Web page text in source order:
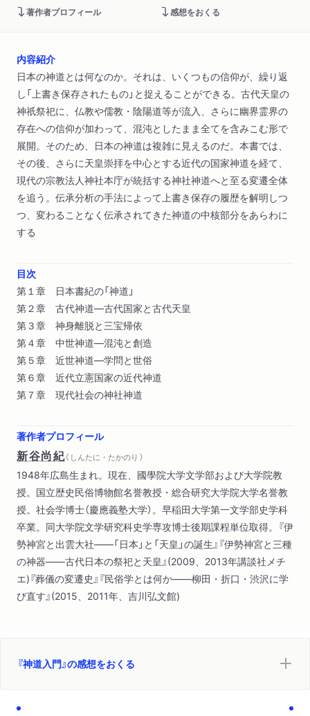
著作者プロフィール 感想をおくる
内容紹介
日本の神道とは何なのか。それは、いくつもの信仰が、繰り返
し「上書き保存されたもの」と捉えることができる。古代天皇の
神祇祭祀に、仏教や儒教・陰陽道等が流入、さらに幽界霊界の
存在への信仰が加わって、混沌としたまま全てを含みこむ形で
展開。そのため、日本の神道は複雑に見えるのだ。本書では、
その後、さらに天皇崇拝を中心とする近代の国家神道を経て、
現代の宗教法人神社本庁が統括する神社神道へと至る変遷全体
を追う。伝承分析の手法によって上書き保存の履歴を解明しつ
つ、変わることなく伝承されてきた神道の中核部分をあらわに
する
目次
第１章 日本書紀の「神道」
第２章 古代神道―古代国家と古代天皇
第３章 神身離脱と三宝帰依
第４章 中世神道―混沌と創造
第５章 近世神道―学問と世俗
第６章 近代立憲国家の近代神道
第７章 現代社会の神社神道
著作者プロフィール
新谷尚紀（ しんたに・たかのり ）
1948年広島生まれ。現在、國學院大学文学部および大学院教
授。国立歴史民俗博物館名誉教授・総合研究大学院大学名誉教
授。社会学博士（慶應義塾大学）。早稲田大学第一文学部史学科
卒業。同大学院文学研究科史学専攻博士後期課程単位取得。『伊
勢神宮と出雲大社――「日本」と「天皇」の誕生』『伊勢神宮と三種
の神器――古代日本の祭祀と天皇』(2009、2013年講談社メチ
エ)『葬儀の変遷史』『民俗学とは何か――柳田・折口・渋沢に学
び直す』(2015、2011年、吉川弘文館)
『神道入門』の感想をおくる